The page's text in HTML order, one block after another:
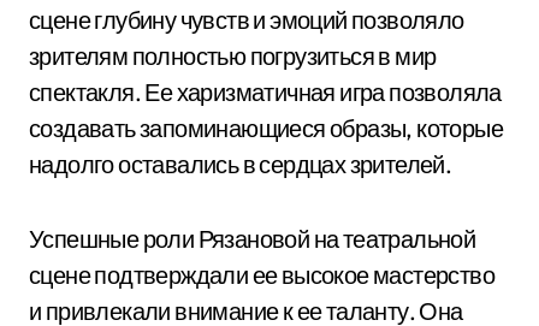
сцене глубину чувств и эмоций позволяло
зрителям полностью погрузиться в мир
спектакля. Ее харизматичная игра позволяла
создавать запоминающиеся образы, которые
надолго оставались в сердцах зрителей.
Успешные роли Рязановой на театральной
сцене подтверждали ее высокое мастерство
и привлекали внимание к ее таланту. Она